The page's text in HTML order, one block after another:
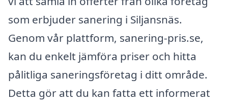
som erbjuder sanering i Siljansnäs.
Genom vår plattform, sanering-pris.se,
kan du enkelt jämföra priser och hitta
pålitliga saneringsföretag i ditt område.
Detta gör att du kan fatta ett informerat